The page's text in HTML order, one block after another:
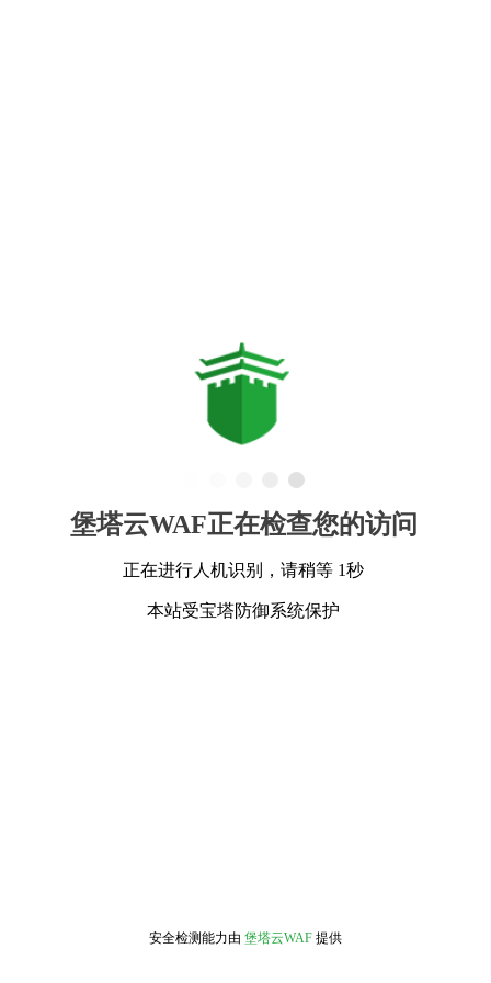
堡塔云WAF正在检查您的访问
正在进行人机识别，请稍等 1秒
本站受宝塔防御系统保护
安全检测能力由 堡塔云WAF 提供